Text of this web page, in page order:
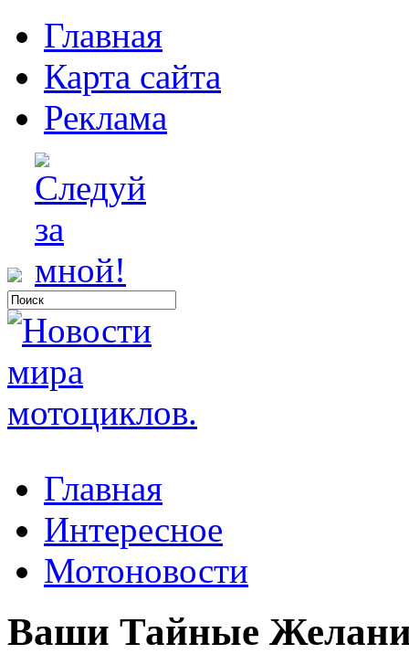
Главная
Карта сайта
Реклама
Главная
Интересное
Мотоновости
Ваши Тайные